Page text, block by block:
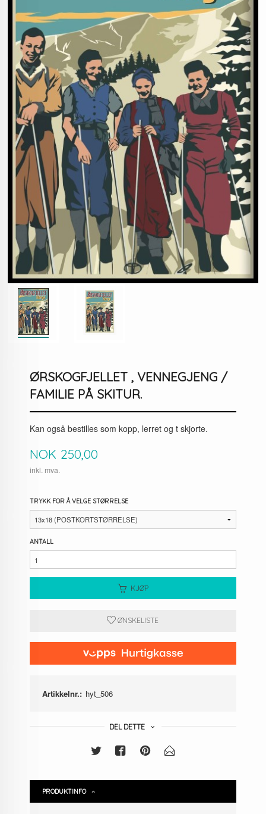
ØRSKOGFJELLET , VENNEGJENG /
FAMILIE PÅ SKITUR.
Kan også bestilles som kopp, lerret og t skjorte.
Pris
NOK 250,00
inkl. mva.
TRYKK FOR Å VELGE STØRRELSE
ANTALL
KJØP
ØNSKELISTE
Artikkelnr.: hyt_506
DEL DETTE
PRODUKTINFO